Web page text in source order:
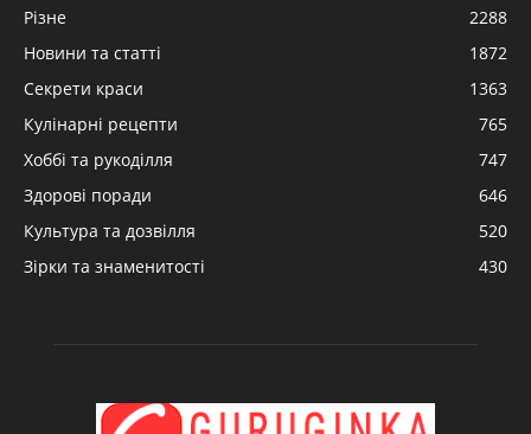
Різне
2288
Новини та статті
1872
Секрети краси
1363
Кулінарні рецепти
765
Хоббі та рукоділля
747
Здорові поради
646
Культура та дозвілля
520
Зірки та знаменитості
430